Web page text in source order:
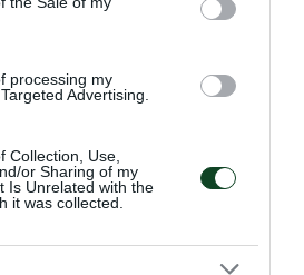
processing my
Advertising.
Collection, Use,
or Sharing of my
Is Unrelated with the
it was collected.